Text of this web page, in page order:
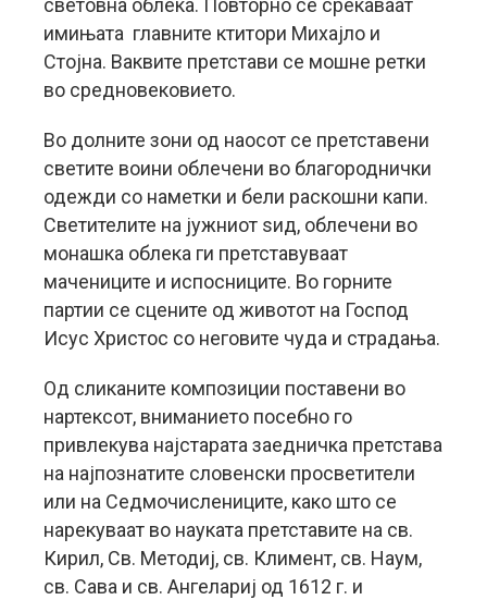
световна облека. Повторно се среќаваат
имињата главните ктитори Михајло и
Стојна. Ваквите претстави се мошне ретки
во средновековието.
Во долните зони од наосот се претставени
светите воини облечени во благороднички
одежди со наметки и бели раскошни капи.
Светителите на јужниот ѕид, облечени во
монашка облека ги претставуваат
мачениците и испосниците. Во горните
партии се сцените од животот на Господ
Исус Христос со неговите чуда и страдања.
Од сликаните композиции поставени во
нартексот, вниманието посебно го
привлекува најстарата заедничка претстава
на најпознатите словенски просветители
или на Седмочислениците, како што се
нарекуваат во науката претставите на св.
Кирил, Св. Методиј, св. Климент, св. Наум,
св. Сава и св. Ангелариј од 1612 г. и